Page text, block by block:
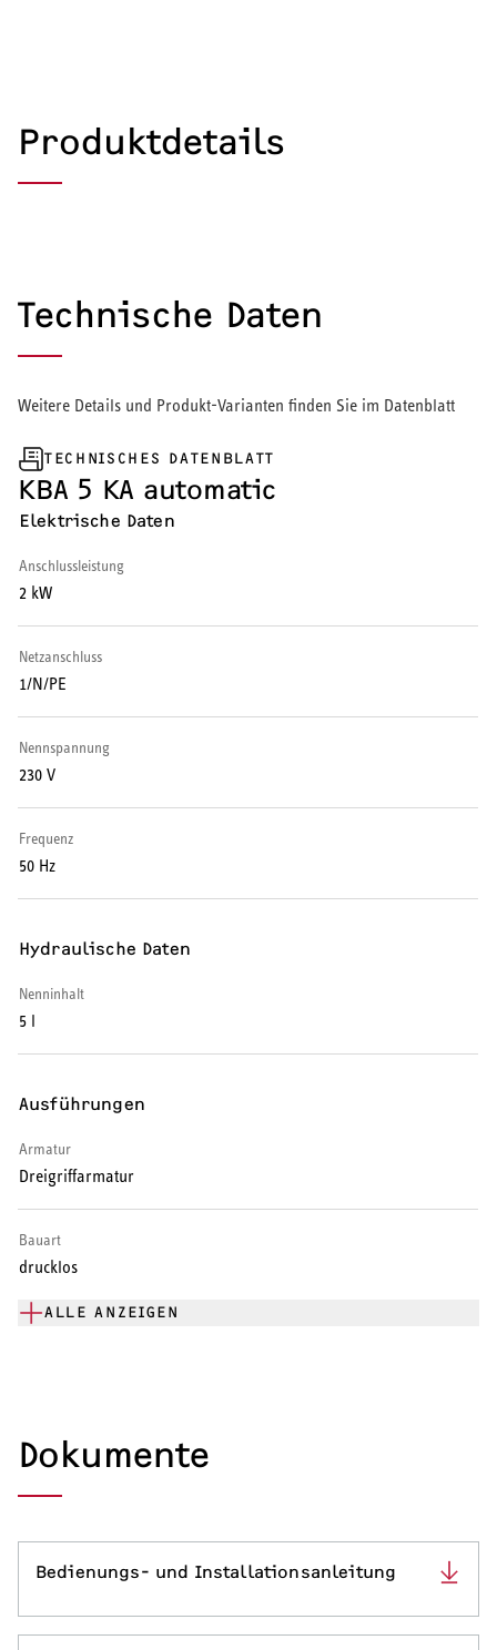
HEIZEN UND KÜHLEN
Wärmepumpe
Puffer- und Trinkwarmwasserspeicher
Regelung / Energiemanagement
Elektroheizung
WARMWASSER
Kochendwassergeräte
Händetrockner
LÜFTEN
Produktdetails
Technische Daten
Weitere Details und Produkt-Varianten finden Sie im Datenblatt
TECHNISCHES DATENBLATT
KBA 5 KA automatic
Elektrische Daten
Anschlussleistung
2 kW
Netzanschluss
1/N/PE
Nennspannung
230 V
Frequenz
50 Hz
Hydraulische Daten
Nenninhalt
5 l
Ausführungen
Armatur
Dreigriffarmatur
Bauart
drucklos
ALLE ANZEIGEN
Dokumente
Bedienungs- und Installationsanleitung